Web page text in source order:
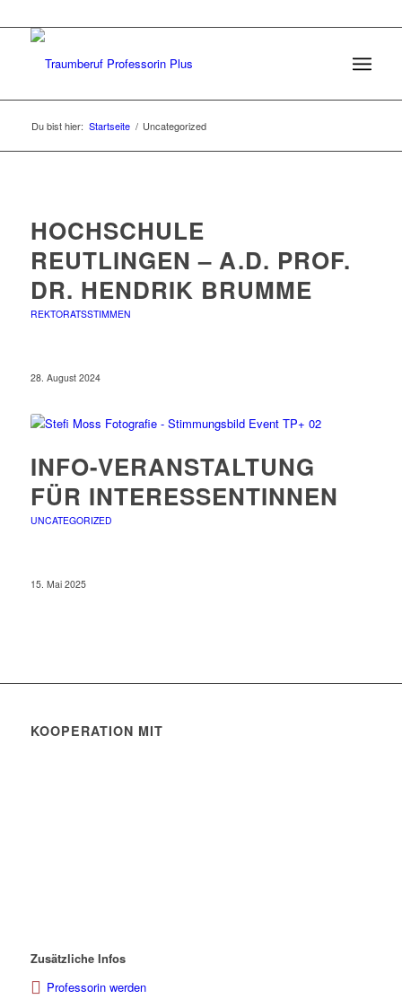
Du bist hier: Startseite / Uncategorized
HOCHSCHULE
REUTLINGEN – A.D. PROF.
DR. HENDRIK BRUMME
REKTORATSSTIMMEN
28. August 2024
INFO-VERANSTALTUNG
FÜR INTERESSENTINNEN
UNCATEGORIZED
15. Mai 2025
KOOPERATION MIT
Zusätzliche Infos
Professorin werden